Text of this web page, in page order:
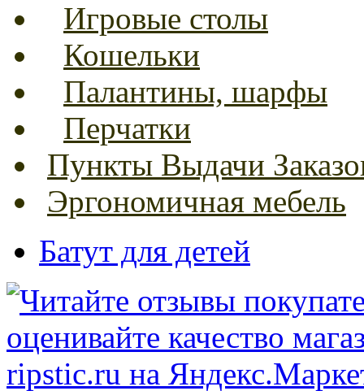
Игровые столы
Кошельки
Палантины, шарфы
Перчатки
Пункты Выдачи
Эргономичная мебель
Батут для детей